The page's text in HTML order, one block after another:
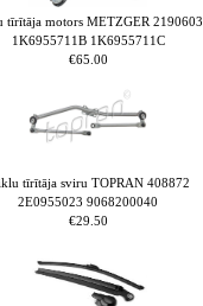
tīrītāja motors METZGER 2190603
1K6955711B 1K6955711C
€65.00
tīrītāja sviru TOPRAN 408872
2E0955023 9068200040
€29.50